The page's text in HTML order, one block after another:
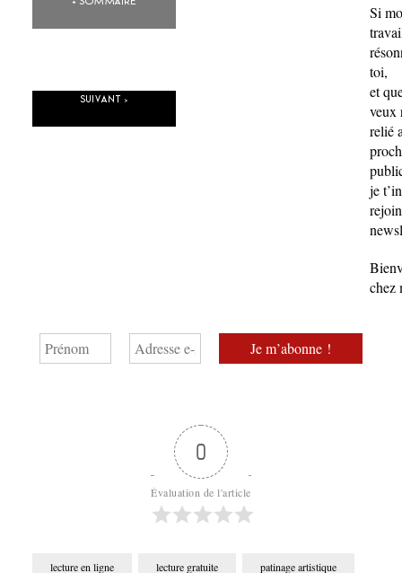
Suivant >
Si
toi,
et
veux
relié
je
chez
0
Évaluation de l'article
lecture en ligne lecture gratuite patinage artistique